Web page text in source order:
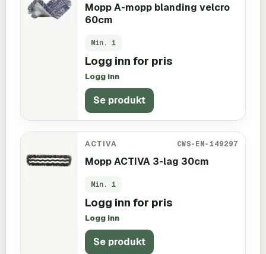
Mopp A-mopp blanding velcro
60cm
Min. 1
Logg inn for pris
Logg inn
Se produkt
ACTIVA CWS-EM-149297
Mopp ACTIVA 3-lag 30cm
Min. 1
Logg inn for pris
Logg inn
Se produkt